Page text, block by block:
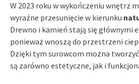
W 2023 roku w wykończeniu wnętrz
wyraźne przesunięcie w kierunku
Drewno i kamień stają się głównymi
ponieważ wnoszą do przestrzeni
Dzięki tym surowcom można
są zarówno estetyczne, jak i